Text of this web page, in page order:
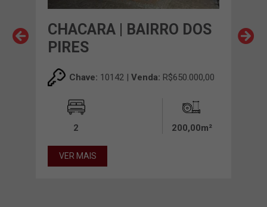
CHACARA | BAIRRO DOS
PIRES
Chave: 10142 | Venda: R$650.000,00
2 200,00m²
VER MAIS